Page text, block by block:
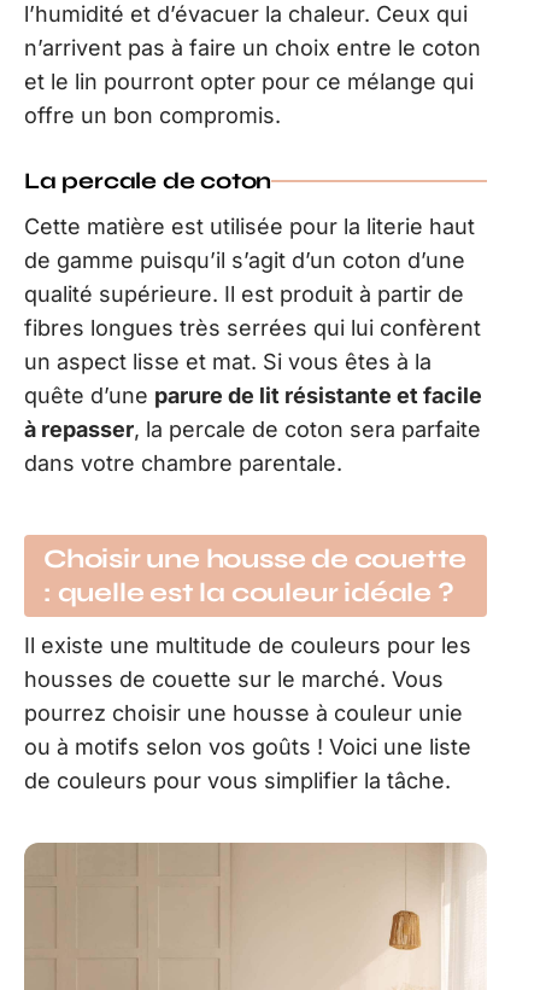
l’humidité et d’évacuer la chaleur. Ceux qui
n’arrivent pas à faire un choix entre le coton
et le lin pourront opter pour ce mélange qui
offre un bon compromis.
La percale de coton
Cette matière est utilisée pour la literie haut
de gamme puisqu’il s’agit d’un coton d’une
qualité supérieure. Il est produit à partir de
fibres longues très serrées qui lui confèrent
un aspect lisse et mat. Si vous êtes à la
quête d’une parure de lit résistante et facile
à repasser, la percale de coton sera parfaite
dans votre chambre parentale.
Choisir une housse de couette
: quelle est la couleur idéale ?
Il existe une multitude de couleurs pour les
housses de couette sur le marché. Vous
pourrez choisir une housse à couleur unie
ou à motifs selon vos goûts ! Voici une liste
de couleurs pour vous simplifier la tâche.